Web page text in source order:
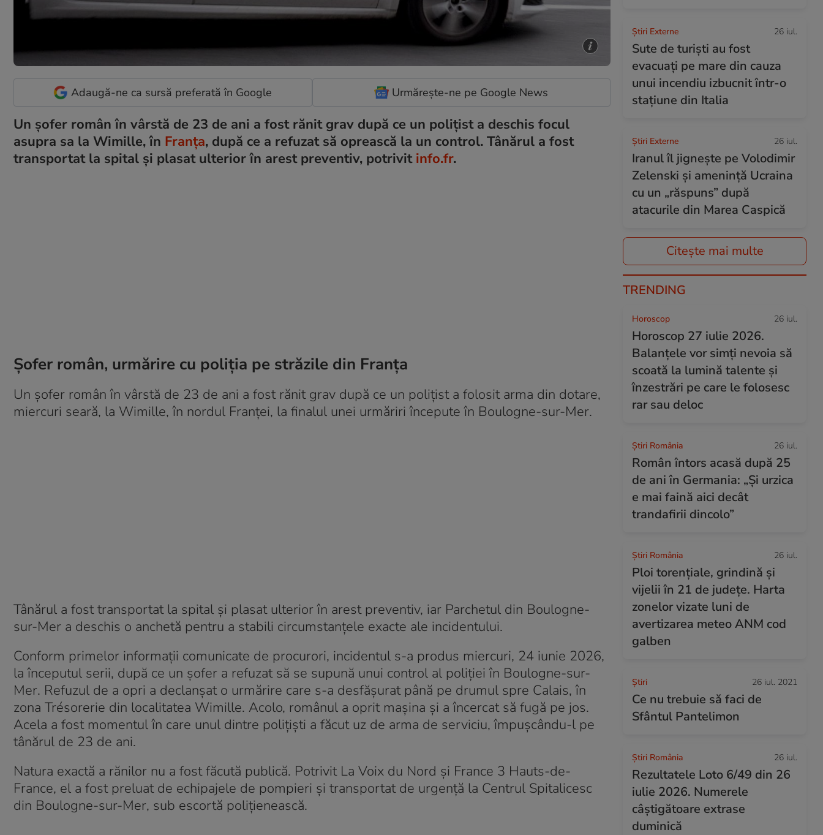
Adaugă-ne ca sursă preferată în Google Urmărește-ne pe Google News
Un șofer român în vârstă de 23 de ani a fost rănit grav după ce un polițist a deschis focul
asupra sa la Wimille, în Franța, după ce a refuzat să oprească la un control. Tânărul a fost
transportat la spital și plasat ulterior în arest preventiv, potrivit info.fr.
Șofer român, urmărire cu poliția pe străzile din Franța
Un șofer român în vârstă de 23 de ani a fost rănit grav după ce un polițist a folosit arma din dotare,
miercuri seară, la Wimille, în nordul Franței, la finalul unei urmăriri începute în Boulogne-sur-Mer.
Tânărul a fost transportat la spital și plasat ulterior în arest preventiv, iar Parchetul din Boulogne-
sur-Mer a deschis o anchetă pentru a stabili circumstanțele exacte ale incidentului.
Conform primelor informații comunicate de procurori, incidentul s-a produs miercuri, 24 iunie 2026,
la începutul serii, după ce un șofer a refuzat să se supună unui control al poliției în Boulogne-sur-
Mer. Refuzul de a opri a declanșat o urmărire care s-a desfășurat până pe drumul spre Calais, în
zona Trésorerie din localitatea Wimille. Acolo, românul a oprit mașina și a încercat să fugă pe jos.
Acela a fost momentul în care unul dintre polițiști a făcut uz de arma de serviciu, împușcându-l pe
tânărul de 23 de ani.
Natura exactă a rănilor nu a fost făcută publică. Potrivit La Voix du Nord și France 3 Hauts-de-
France, el a fost preluat de echipajele de pompieri și transportat de urgență la Centrul Spitalicesc
din Boulogne-sur-Mer, sub escortă polițienească.
Știri Externe 26 iul.
Sute de turiști au fost
evacuați pe mare din cauza
unui incendiu izbucnit într-o
stațiune din Italia
Știri Externe 26 iul.
Iranul îl jignește pe Volodimir
Zelenski și amenință Ucraina
cu un „răspuns” după
atacurile din Marea Caspică
Citește mai multe
TRENDING
Horoscop 26 iul.
Horoscop 27 iulie 2026.
Balanțele vor simți nevoia să
scoată la lumină talente și
înzestrări pe care le folosesc
rar sau deloc
Știri România 26 iul.
Român întors acasă după 25
de ani în Germania: „Și urzica
e mai faină aici decât
trandafirii dincolo”
Știri România 26 iul.
Ploi torențiale, grindină și
vijelii în 21 de județe. Harta
zonelor vizate luni de
avertizarea meteo ANM cod
galben
Ştiri 26 iul. 2021
Ce nu trebuie să faci de
Sfântul Pantelimon
Știri România 26 iul.
Rezultatele Loto 6/49 din 26
iulie 2026. Numerele
câștigătoare extrase
duminică